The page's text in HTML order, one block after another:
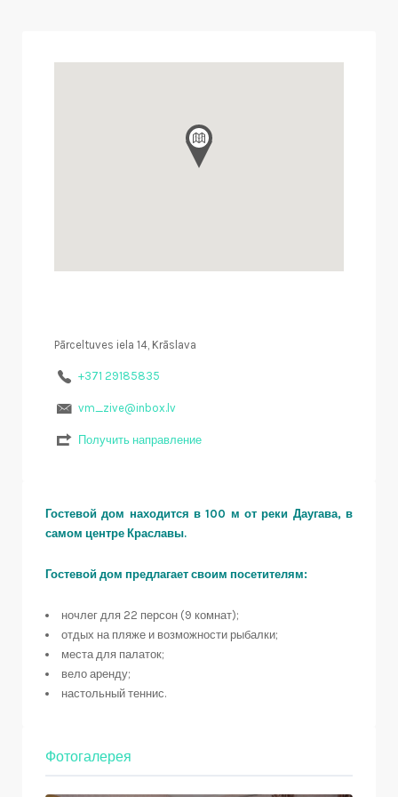
Pārceltuves iela 14, Krāslava
+371 29185835
vm_zive@inbox.lv
Получить направление
Гостевой дом находится в 100 м от реки Даугава, в
самом центре Краславы.
Гостевой дом предлагает своим посетителям:
ночлег для 22 персон (9 комнат);
отдых на пляже и возможности рыбалки;
места для палаток;
вело аренду;
настольный теннис.
Фотогалерея